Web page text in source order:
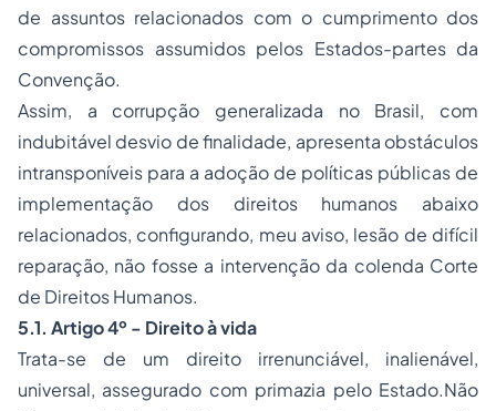
de assuntos relacionados com o cumprimento dos
compromissos assumidos pelos Estados-partes da
Convenção.
Assim, a corrupção generalizada no Brasil, com
indubitável desvio de finalidade, apresenta obstáculos
intransponíveis para a adoção de políticas públicas de
implementação dos direitos humanos abaixo
relacionados, configurando, meu aviso, lesão de difícil
reparação, não fosse a intervenção da colenda Corte
de Direitos Humanos.
5.1. Artigo 4º - Direito à vida
Trata-se de um direito irrenunciável, inalienável,
universal, assegurado com primazia pelo Estado.Não